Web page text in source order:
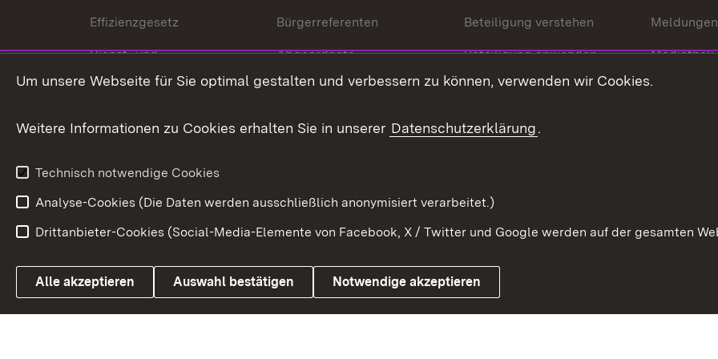
Effizienzgesetz
Dienst- und
Versorgungsbezüge
Weitere
Bürgerreferenten
Abgeordnete
Bürgerbeauftragte
Beteiligung verstehen
Beteiligung anwenden
Beteiligung stärken
Meldungen
Mediathek
Link zum Landesportal
Impressum Kontakt
Um unsere Webseite für Sie optimal gestalten und verbessern zu können, verwenden wir Cookies.
Weitere Informationen zu Cookies erhalten Sie in unserer Datenschutzerklärung.
Technisch notwendige Cookies
Analyse-Cookies (Die Daten werden ausschließlich anonymisiert verarbeitet.)
Drittanbieter-Cookies (Social-Media-Elemente von Facebook, X / Twitter und Google werden auf der gesamten
Alle akzeptieren Auswahl bestätigen Notwendige akzeptieren